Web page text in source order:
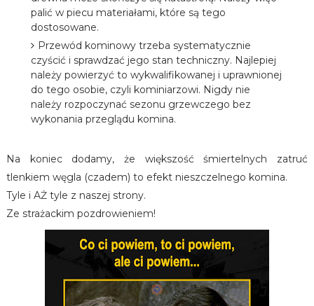
palić w piecu materiałami, które są tego
dostosowane.
Przewód kominowy trzeba systematycznie
czyścić i sprawdzać jego stan techniczny. Najlepiej
należy powierzyć to wykwalifikowanej i uprawnionej
do tego osobie, czyli kominiarzowi. Nigdy nie
należy rozpoczynać sezonu grzewczego bez
wykonania przeglądu komina.
Na koniec dodamy, że większość śmiertelnych zatruć
tlenkiem węgla (czadem) to efekt nieszczelnego komina.
Tyle i AŻ tyle z naszej strony.
Ze strażackim pozdrowieniem!